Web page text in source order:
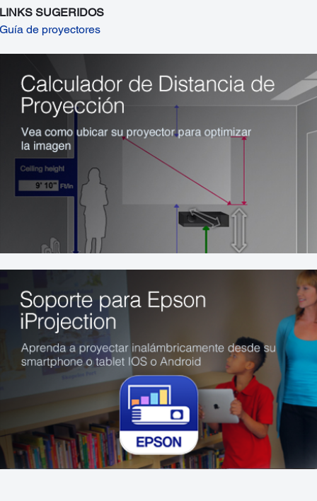
LINKS SUGERIDOS
Guía de proyectores